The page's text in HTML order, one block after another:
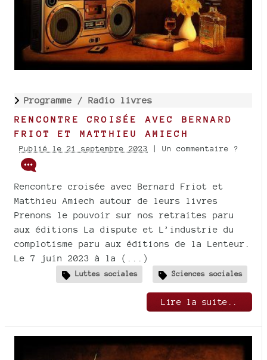
Programme / Radio livres
RENCONTRE CROISÉE AVEC BERNARD
FRIOT ET MATTHIEU AMIECH
Publié le 21 septembre 2023 | Un commentaire ?
Rencontre croisée avec Bernard Friot et
Matthieu Amiech autour de leurs livres
Prenons le pouvoir sur nos retraites paru
aux éditions La dispute et L’industrie du
complotisme paru aux éditions de la Lenteur.
Le 7 juin 2023 à la (...)
Luttes sociales Sciences sociales
Lire la suite..